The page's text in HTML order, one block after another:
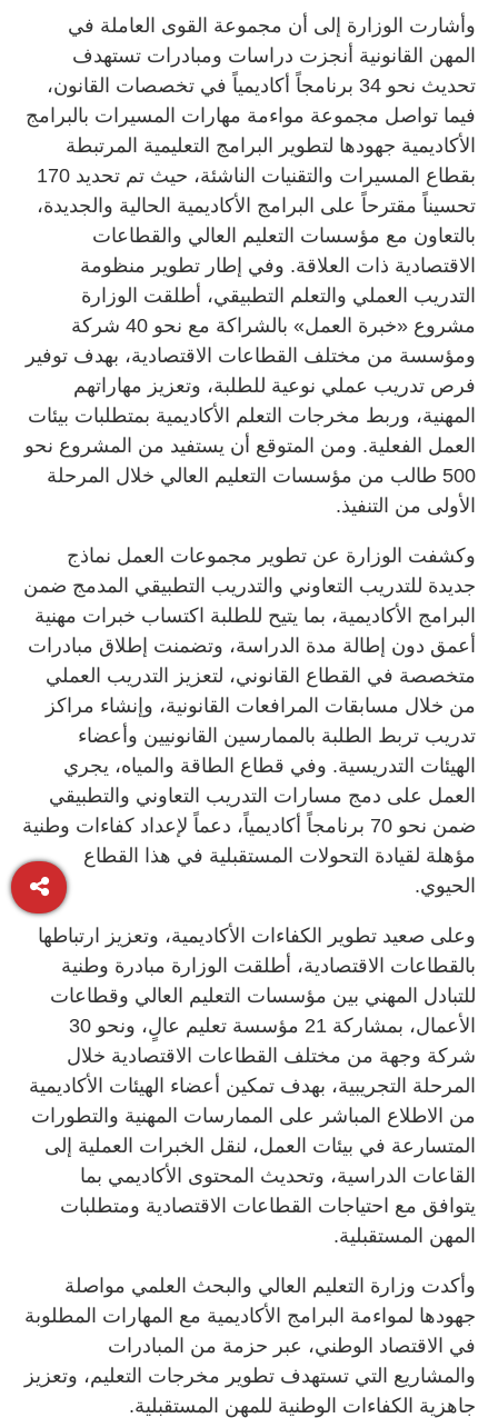
وأشارت الوزارة إلى أن مجموعة القوى العاملة في
المهن القانونية أنجزت دراسات ومبادرات تستهدف
تحديث نحو 34 برنامجاً أكاديمياً في تخصصات القانون،
فيما تواصل مجموعة مواءمة مهارات المسيرات بالبرامج
الأكاديمية جهودها لتطوير البرامج التعليمية المرتبطة
بقطاع المسيرات والتقنيات الناشئة، حيث تم تحديد 170
تحسيناً مقترحاً على البرامج الأكاديمية الحالية والجديدة،
بالتعاون مع مؤسسات التعليم العالي والقطاعات
الاقتصادية ذات العلاقة. وفي إطار تطوير منظومة
التدريب العملي والتعلم التطبيقي، أطلقت الوزارة
مشروع «خبرة العمل» بالشراكة مع نحو 40 شركة
ومؤسسة من مختلف القطاعات الاقتصادية، بهدف توفير
فرص تدريب عملي نوعية للطلبة، وتعزيز مهاراتهم
المهنية، وربط مخرجات التعلم الأكاديمية بمتطلبات بيئات
العمل الفعلية. ومن المتوقع أن يستفيد من المشروع نحو
500 طالب من مؤسسات التعليم العالي خلال المرحلة
الأولى من التنفيذ.
وكشفت الوزارة عن تطوير مجموعات العمل نماذج
جديدة للتدريب التعاوني والتدريب التطبيقي المدمج ضمن
البرامج الأكاديمية، بما يتيح للطلبة اكتساب خبرات مهنية
أعمق دون إطالة مدة الدراسة، وتضمنت إطلاق مبادرات
متخصصة في القطاع القانوني، لتعزيز التدريب العملي
من خلال مسابقات المرافعات القانونية، وإنشاء مراكز
تدريب تربط الطلبة بالممارسين القانونيين وأعضاء
الهيئات التدريسية. وفي قطاع الطاقة والمياه، يجري
العمل على دمج مسارات التدريب التعاوني والتطبيقي
ضمن نحو 70 برنامجاً أكاديمياً، دعماً لإعداد كفاءات وطنية
مؤهلة لقيادة التحولات المستقبلية في هذا القطاع
الحيوي.
وعلى صعيد تطوير الكفاءات الأكاديمية، وتعزيز ارتباطها
بالقطاعات الاقتصادية، أطلقت الوزارة مبادرة وطنية
للتبادل المهني بين مؤسسات التعليم العالي وقطاعات
الأعمال، بمشاركة 21 مؤسسة تعليم عالٍ، ونحو 30
شركة وجهة من مختلف القطاعات الاقتصادية خلال
المرحلة التجريبية، بهدف تمكين أعضاء الهيئات الأكاديمية
من الاطلاع المباشر على الممارسات المهنية والتطورات
المتسارعة في بيئات العمل، لنقل الخبرات العملية إلى
القاعات الدراسية، وتحديث المحتوى الأكاديمي بما
يتوافق مع احتياجات القطاعات الاقتصادية ومتطلبات
المهن المستقبلية.
وأكدت وزارة التعليم العالي والبحث العلمي مواصلة
جهودها لمواءمة البرامج الأكاديمية مع المهارات المطلوبة
في الاقتصاد الوطني، عبر حزمة من المبادرات
والمشاريع التي تستهدف تطوير مخرجات التعليم، وتعزيز
جاهزية الكفاءات الوطنية للمهن المستقبلية.